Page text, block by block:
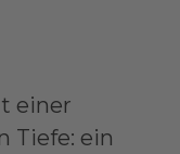
einer
Tiefe: ein